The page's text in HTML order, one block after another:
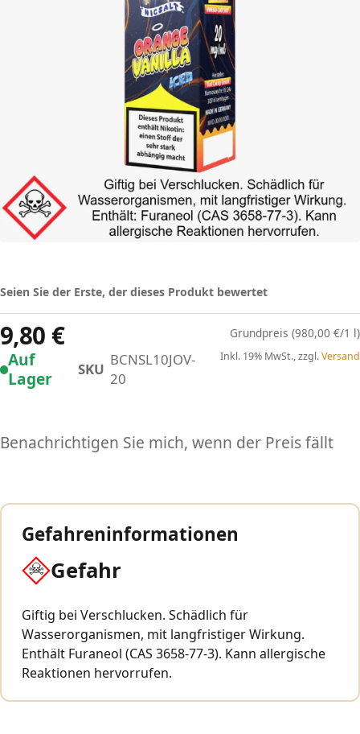
Auf
Lager
SKU
BCNSL10JOV-
20
Seien Sie der Erste, der dieses Produkt bewertet
9,80 € (980,00 €/1 l)
Inkl. 19% MwSt., zzgl.Versand
Benachrichtigen Sie mich, wenn der Preis fällt
Gefahreninformationen
Gefahr
Giftig bei Verschlucken. Schädlich für
Wasserorganismen, mit langfristiger Wirkung.
Enthält Furaneol (CAS 3658-77-3). Kann allergische
Reaktionen hervorrufen.